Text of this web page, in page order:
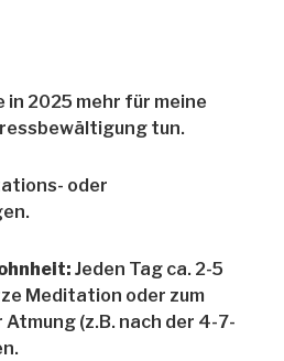
in 2025 mehr für meine
tun.
oder
Jeden Tag ca. 2-5
Meditation oder zum
(z.B. nach der 4-7-